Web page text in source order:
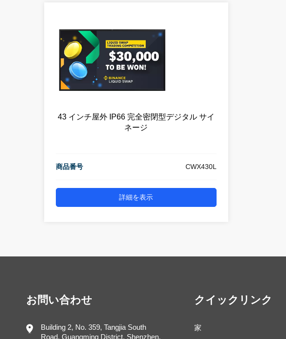
43 インチ屋外 IP66 完全密閉型デジタル サイ
ネージ
商品番号 CWX430L
詳細を表示
お問い合わせ
Building 2, No. 359, Tangjia South
Road, Guangming District, Shenzhen,
クイックリンク
家